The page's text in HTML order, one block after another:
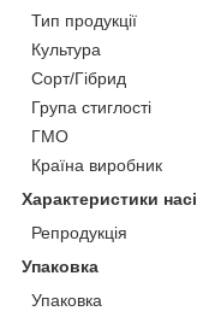
Тип продукції
Культура
Сорт/Гібрид
Група стиглості
ГМО
Країна виробник
Характеристики
Репродукція
Упаковка
Упаковка